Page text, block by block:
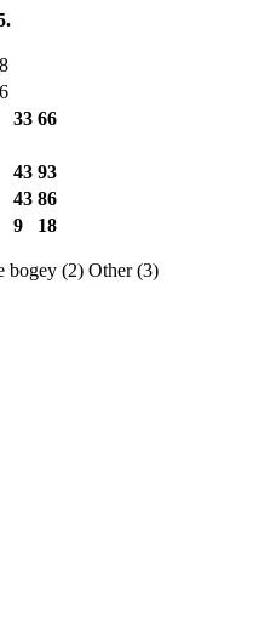
33 66
43 93
43 86
9 18
bogey (2) Other (3)